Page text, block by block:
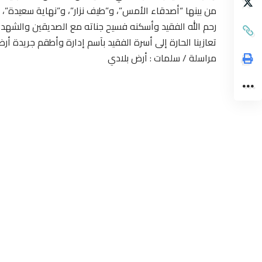
من بينها “أصدقاء الأمس”، و”طيف نزار”، و”نهاية
رحم الله الفقيد وأسكنه فسيح جناته مع الصديقين
تعازينا الحارة إلى أسرة الفقيد بآسم إدارة وأطقم
مراسلة / سلمات : أرض بلادي